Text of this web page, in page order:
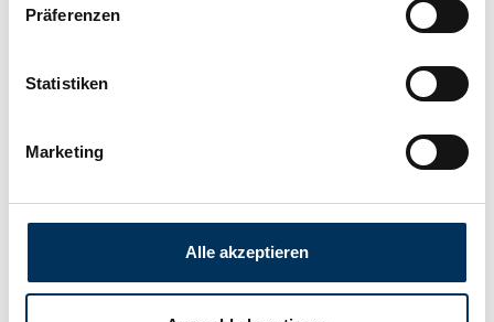
Präferenzen
Statistiken
Marketing
Alle akzeptieren
Manufacturer:
Weight: